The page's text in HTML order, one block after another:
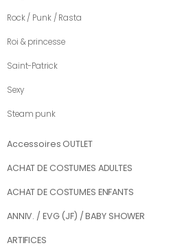
Rock / Punk / Rasta
Roi & princesse
Saint-Patrick
Sexy
Steam punk
Accessoires OUTLET
ACHAT DE COSTUMES ADULTES
ACHAT DE COSTUMES ENFANTS
ANNIV. / EVG (JF) / BABY SHOWER
ARTIFICES